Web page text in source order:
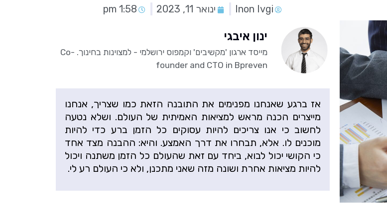
Inon Ivgi ינואר 11, 2023 1:58 pm
ינון איבגי
מייסד ארגון 'מקשיבים' וקמפוס ירושלמי - למצוינות בחינוך. Co-
founder and CTO in Bpreven
אז ברגע שאנחנו מפנימים את התובנה הזאת כמו שצריך, אנחנו
מייצרים הכנה מראש למציאות האמיתית של העולם. ושלא נטעה
לחשוב כי אנו צריכים להיות עסוקים כל הזמן ברע כדי להיות
מוכנים לו. אלא, תבחרו את דרך האמצע. והיא: ההבנה מצד אחד
כי הקושי יכול לבוא, ביחד עם זאת שהעולם כל הזמן משתנה ויכול
להיות מציאות אחרת ושונה מזה שאני מתכנן, ולא כי העולם רע לי.